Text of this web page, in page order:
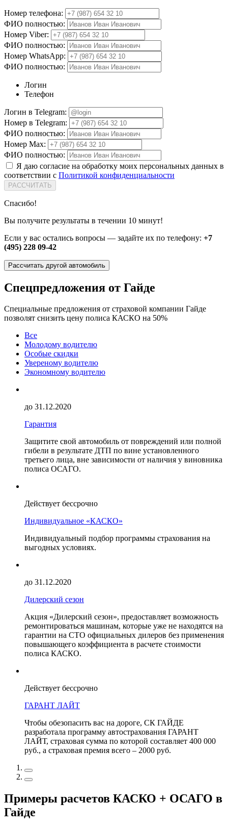
Номер телефона:
ФИО полностью:
Номер Viber:
ФИО полностью:
Номер WhatsApp:
ФИО полностью:
Логин
Телефон
Логин в Telegram:
Номер в Telegram:
ФИО полностью:
Номер Max:
ФИО полностью:
Я даю согласие на обработку моих персональных данных в
соответствии с Политикой конфиденциальности
РАССЧИТАТЬ
Спасибо!
Вы получите результаты в течении 10 минут!
Если у вас остались вопросы — задайте их по телефону: +7
(495) 228 09-42
Рассчитать другой автомобиль
Cпецпредложения от Гайде
Специальные предложения от страховой компании Гайде
позволят снизить цену полиса КАСКО на 50%
Все
Молодому водителю
Особые скидки
Увереному водителю
Экономному водителю
до 31.12.2020
Гарантия
Защитите свой автомобиль от повреждений или полной
гибели в результате ДТП по вине установленного
третьего лица, вне зависимости от наличия у виновника
полиса ОСАГО.
Действует бессрочно
Индивидуальное «КАСКО»
Индивидуальный подбор программы страхования на
выгодных условиях.
до 31.12.2020
Дилерский сезон
Акция «Дилерский сезон», предоставляет возможность
ремонтироваться машинам, которые уже не находятся на
гарантии на СТО официальных дилеров без применения
повышающего коэффициента в расчете стоимости
полиса КАСКО.
Действует бессрочно
ГАРАНТ ЛАЙТ
Чтобы обезопасить вас на дороге, СК ГАЙДЕ
разработала программу автострахования ГАРАНТ
ЛАЙТ, страховая сумма по которой составляет 400 000
руб., а страховая премия всего – 2000 руб.
Примеры расчетов КАСКО + ОСАГО в
Гайде